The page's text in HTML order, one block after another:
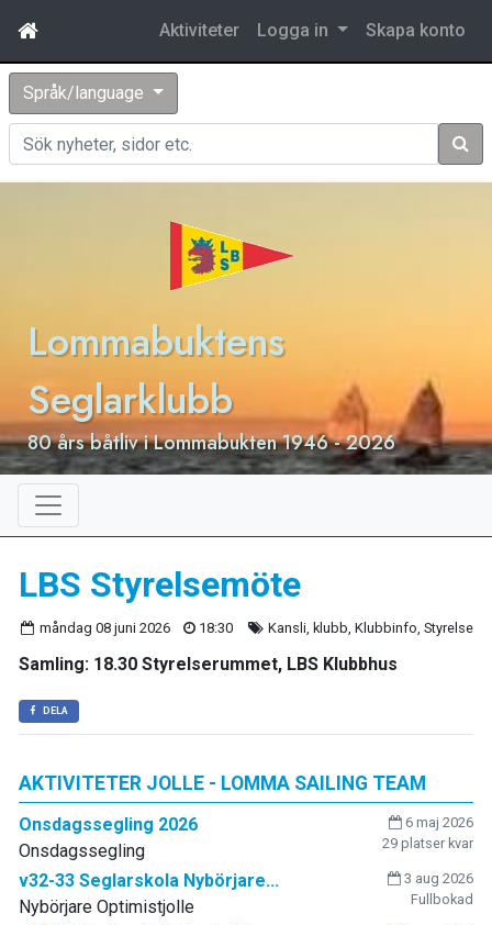
Aktiviteter Logga in Skapa konto
Språk/language
Sök
Lommabuktens
Seglarklubb
80 års båtliv i Lommabukten 1946 - 2026
LBS Styrelsemöte
måndag 08 juni 2026 18:30 Kansli, klubb, Klubbinfo, Styrelse
Samling: 18.30 Styrelserummet, LBS Klubbhus
DELA
AKTIVITETER JOLLE - LOMMA SAILING TEAM
Onsdagssegling 2026
6 maj 2026
29 platser kvar
Onsdagssegling
v32-33 Seglarskola Nybörjare...
3 aug 2026
Fullbokad
Nybörjare Optimistjolle